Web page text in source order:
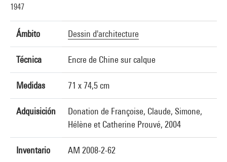
1947
Ámbito Dessin d'architecture
Técnica Encre de Chine sur calque
Medidas 71 x 74,5 cm
Adquisición
Donation de Françoise, Claude, Simone,
Hélène et Catherine Prouvé, 2004
Inventario AM 2008-2-62